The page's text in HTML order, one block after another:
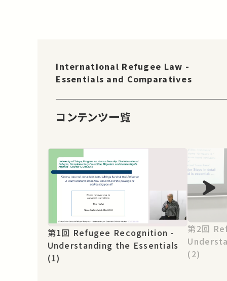
International Refugee Law -
Essentials and Comparatives
コンテンツ一覧
第1回 Refugee Recognition -
Understanding the Essentials
(1)
第2回 Refugee Recognition -
(2)